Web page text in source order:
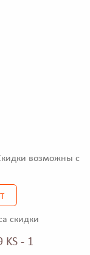
возможны с
скидки
KS - 1